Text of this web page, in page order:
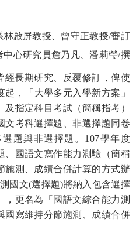
林啟屏教授、曾守正教授/審訂
中心研究員詹乃凡、潘莉瑩/撰
經長期研究、反覆修訂，俾使
起，「大學多元入學新方案」
指定科目考試（簡稱指考）
文考科選擇題、非選擇題同卷
題與非選擇題。 107學年度
、國語文寫作能力測驗（簡稱
施測、成績合併計算的方式辦
國文(選擇題)將納入 包含選擇
，更名為「國語文綜合能力測
國寫維持分節施測、成績合併